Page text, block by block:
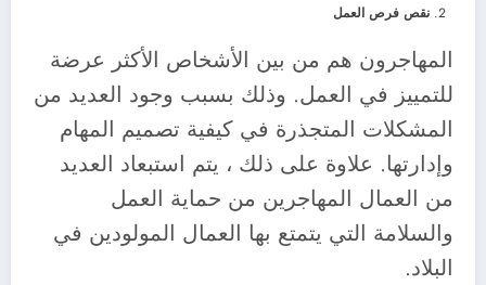
نقص فرص العمل
المهاجرون هم من بين الأشخاص الأكثر عرضة
للتمييز في العمل. وذلك بسبب وجود العديد من
المشكلات المتجذرة في كيفية تصميم المهام
وإدارتها. علاوة على ذلك ، يتم استبعاد العديد
من العمال المهاجرين من حماية العمل
والسلامة التي يتمتع بها العمال المولودين في
البلاد.